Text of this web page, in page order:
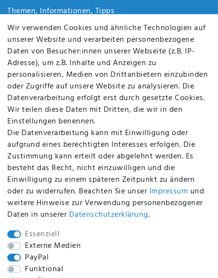
Themen, Informationen, Tipps
Jobs
Über uns
Kontakt
Datenschutz
AGB
FAQ
Batterieentsorgung
Altölverordnung
Impressum
BEQUEM UND SICHER BEZAHLEN MIT
BEI UNS SIND SIE SICHER!
WIR VERSENDEN MIT
Wir verwenden Cookies und ähnliche Technologien auf
unserer Website und verarbeiten personenbezogene
Daten von Besucher:innen unserer Webseite (z.B. IP-
Adresse), um z.B. Inhalte und Anzeigen zu
personalisieren, Medien von Drittanbietern einzubinden
oder Zugriffe auf unsere Website zu analysieren. Die
Datenverarbeitung erfolgt erst durch gesetzte Cookies.
Wir teilen diese Daten mit Dritten, die wir in den
Einstellungen benennen.
Die Datenverarbeitung kann mit Einwilligung oder
aufgrund eines berechtigten Interesses erfolgen. Die
Zustimmung kann erteilt oder abgelehnt werden. Es
besteht das Recht, nicht einzuwilligen und die
Einwilligung zu einem späteren Zeitpunkt zu ändern
oder zu widerrufen. Beachten Sie unser Impressum und
weitere Hinweise zur Verwendung personenbezogener
Daten in unserer Daten­schutz­erklärung.
Essenziell
Externe Medien
PayPal
Funktional